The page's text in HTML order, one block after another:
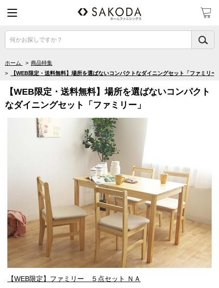
何かお探しですか？
ホーム > 商品特集
>
【WEB限定・送料無料】場所を選ばないコンパクトなダイニングセット「ファミリー
【WEB限定・送料無料】場所を選ばないコンパクト
なダイニングセット「ファミリー」
【WEB限定】ファミリー ５点セット ＮＡ